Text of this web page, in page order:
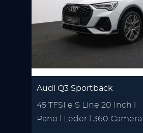
Audi Q3 Sportback
45 TFSI e S Line 20 Inch l
Pano l Leder l 360 Camera l